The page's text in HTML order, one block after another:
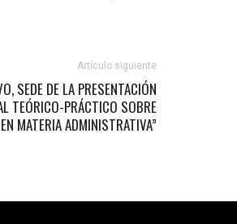
Artículo siguiente
SEDE DE LA PRESENTACIÓN
TEÓRICO-PRÁCTICO SOBRE
MATERIA ADMINISTRATIVA”